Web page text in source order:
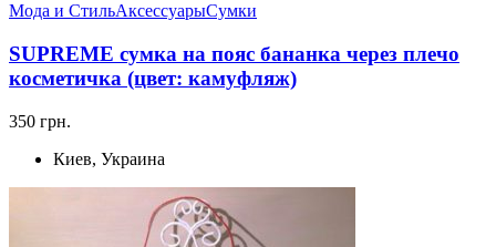
Мода и СтильАксессуарыСумки
SUPREME сумка на пояс бананка через плечо
косметичка (цвет: камуфляж)
350 грн.
Киев, Украина